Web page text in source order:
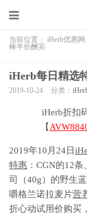
当前位置： iHerb优惠网
棒半价酬宾
iHerb每日精选
2019-10-24 分类：
iHerb折扣
【
2019年10月24日
特惠 ：CGN的12
司（40g）的野生
嚼格兰诺拉麦片营
折心动试用价购买